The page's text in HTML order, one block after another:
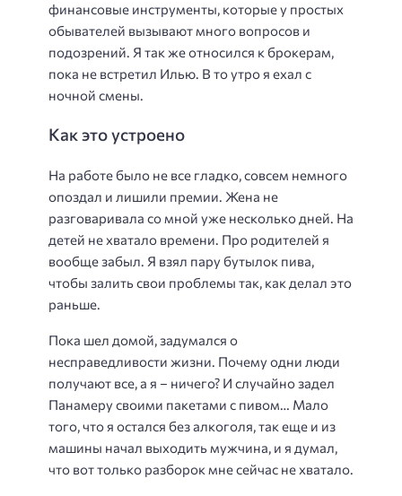
финансовые инструменты, которые у простых
обывателей вызывают много вопросов и
подозрений. Я так же относился к брокерам,
пока не встретил Илью. В то утро я ехал с
ночной смены.
Как это устроено
На работе было не все гладко, совсем немного
опоздал и лишили премии. Жена не
разговаривала со мной уже несколько дней. На
детей не хватало времени. Про родителей я
вообще забыл. Я взял пару бутылок пива,
чтобы залить свои проблемы так, как делал это
раньше.
Пока шел домой, задумался о
несправедливости жизни. Почему одни люди
получают все, а я – ничего? И случайно задел
Панамеру своими пакетами с пивом… Мало
того, что я остался без алкоголя, так еще и из
машины начал выходить мужчина, и я думал,
что вот только разборок мне сейчас не хватало.